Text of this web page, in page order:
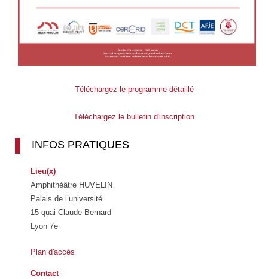
Téléchargez le programme détaillé
Téléchargez le bulletin d'inscription
INFOS PRATIQUES
Lieu(x)
Amphithéâtre HUVELIN
Palais de l’université
15 quai Claude Bernard
Lyon 7e
Plan d'accès
Contact